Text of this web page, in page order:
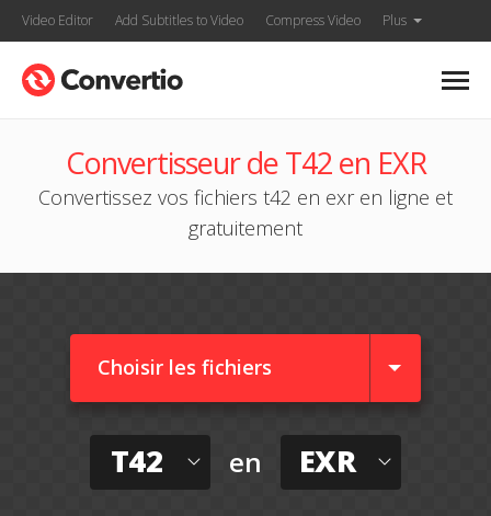
Video Editor Add Subtitles to Video Compress Video Plus
Convertisseur de T42 en EXR
Convertissez vos fichiers t42 en exr en ligne et
gratuitement
Choisir les fichiers
T42 en EXR